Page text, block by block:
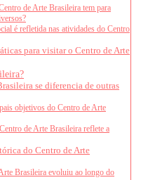
de Arte Brasileira tem para
é refletida nas atividades do Centro
para visitar o Centro de Arte
se diferencia de outras
objetivos do Centro de Arte
de Arte Brasileira reflete a
do Centro de Arte
Brasileira evoluiu ao longo do